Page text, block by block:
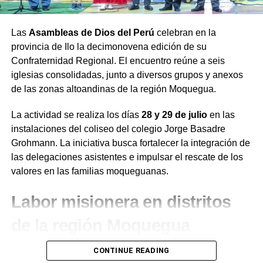
Las Asambleas de Dios del Perú celebran en la
provincia de Ilo la decimonovena edición de su
Confraternidad Regional. El encuentro reúne a seis
iglesias consolidadas, junto a diversos grupos y anexos
de las zonas altoandinas de la región Moquegua.
La actividad se realiza los días 28 y 29 de julioen las
instalaciones del coliseo del colegio Jorge Basadre
Grohmann. La iniciativa busca fortalecer la integración de
las delegaciones asistentes e impulsar el rescate de los
valores en las familias moqueguanas.
Labor misionera en distritos
Durante el desarrollo de la jornada, el presidente de la
CONTINUE READING